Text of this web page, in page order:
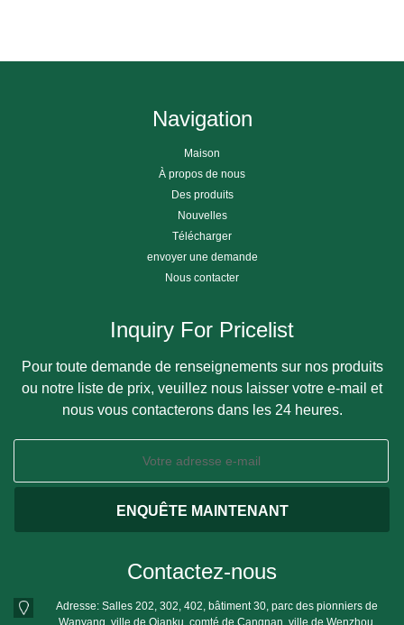
Navigation
Maison
À propos de nous
Des produits
Nouvelles
Télécharger
envoyer une demande
Nous contacter
Inquiry For Pricelist
Pour toute demande de renseignements sur nos produits
ou notre liste de prix, veuillez nous laisser votre e-mail et
nous vous contacterons dans les 24 heures.
Contactez-nous
Adresse: Salles 202, 302, 402, bâtiment 30, parc des pionniers de
Wanyang, ville de Qianku, comté de Cangnan, ville de Wenzhou,